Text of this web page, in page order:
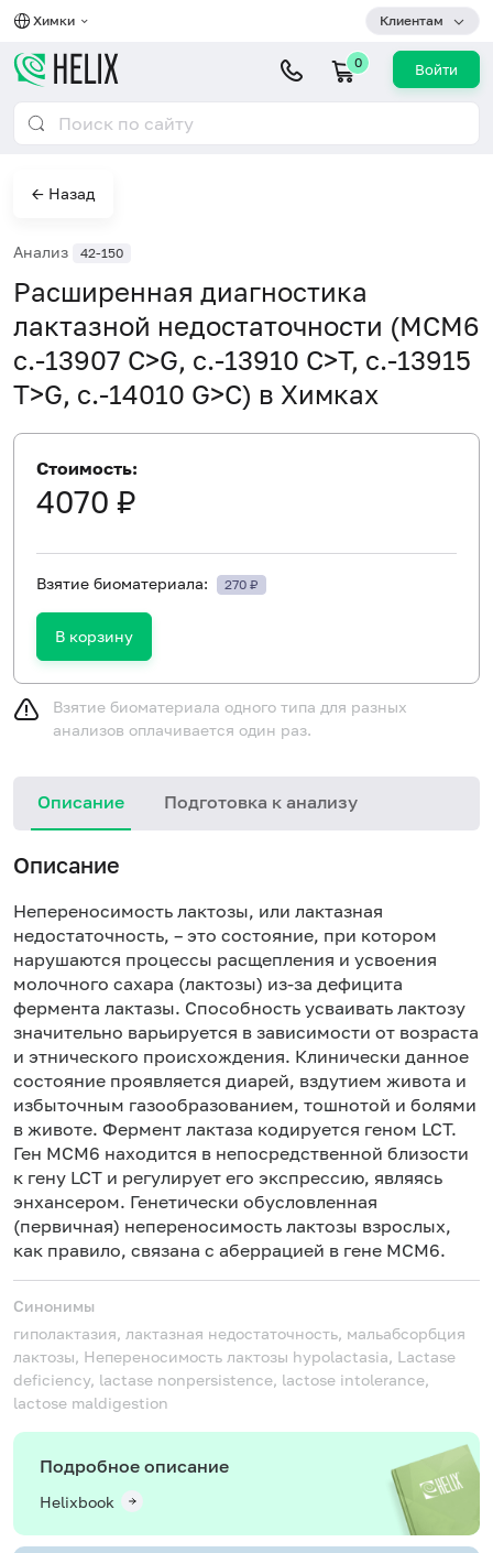
Химки Клиентам
0 Войти
← Назад
Анализ 42-150
Расширенная диагностика
лактазной недостаточности (MCM6
с.-13907 C>G, c.-13910 С>T, c.-13915
T>G, c.-14010 G>C) в Химках
Стоимость:
4070 ₽
Взятие биоматериала: 270 ₽
В корзину
Взятие биоматериала одного типа для разных
анализов оплачивается один раз.
Описание Подготовка к анализу
Описание
Непереносимость лактозы, или лактазная
недостаточность, – это состояние, при котором
нарушаются процессы расщепления и усвоения
молочного сахара (лактозы) из-за дефицита
фермента лактазы. Способность усваивать лактозу
значительно варьируется в зависимости от возраста
и этнического происхождения. Клинически данное
состояние проявляется диарей, вздутием живота и
избыточным газообразованием, тошнотой и болями
в животе. Фермент лактаза кодируется геном LCT.
Ген МСМ6 находится в непосредственной близости
к гену LCT и регулирует его экспрессию, являясь
энхансером. Генетически обусловленная
(первичная) непереносимость лактозы взрослых,
как правило, связана с аберрацией в гене MCM6.
Синонимы
гиполактазия, лактазная недостаточность, мальабсорбция
лактозы, Непереносимость лактозы hypolactasia, Lactase
deficiency, lactase nonpersistence, lactose intolerance,
lactose maldigestion
Подробное описание
Helixbook